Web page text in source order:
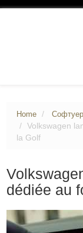
Home Софтуер
Volkswagen
la Golf
dédiée au